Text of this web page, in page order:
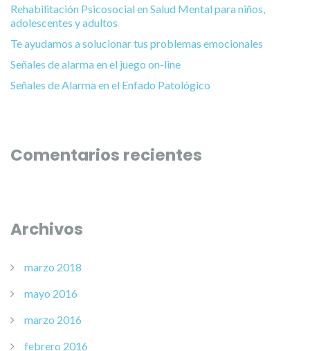
Rehabilitación Psicosocial en Salud Mental para niños,
adolescentes y adultos
Te ayudamos a solucionar tus problemas emocionales
Señales de alarma en el juego on-line
Señales de Alarma en el Enfado Patológico
Comentarios recientes
Archivos
marzo 2018
mayo 2016
marzo 2016
febrero 2016